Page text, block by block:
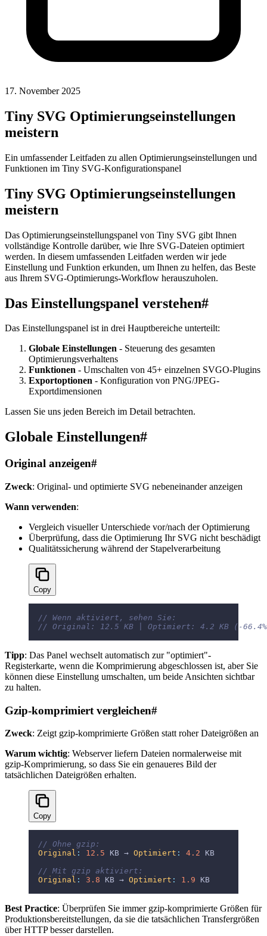
17. November 2025
Tiny SVG Optimierungseinstellungen
meistern
Ein umfassender Leitfaden zu allen Optimierungseinstellungen und
Funktionen im Tiny SVG-Konfigurationspanel
Tiny SVG Optimierungseinstellungen
meistern
Das Optimierungseinstellungspanel von Tiny SVG gibt Ihnen
vollständige Kontrolle darüber, wie Ihre SVG-Dateien optimiert
werden. In diesem umfassenden Leitfaden werden wir jede
Einstellung und Funktion erkunden, um Ihnen zu helfen, das Beste
aus Ihrem SVG-Optimierungs-Workflow herauszuholen.
Das Einstellungspanel verstehen#
Das Einstellungspanel ist in drei Hauptbereiche unterteilt:
Globale Einstellungen - Steuerung des gesamten
Optimierungsverhaltens
Funktionen - Umschalten von 45+ einzelnen SVGO-Plugins
Exportoptionen - Konfiguration von PNG/JPEG-
Exportdimensionen
Lassen Sie uns jeden Bereich im Detail betrachten.
Globale Einstellungen#
Original anzeigen#
Zweck: Original- und optimierte SVG nebeneinander anzeigen
Wann verwenden:
Vergleich visueller Unterschiede vor/nach der Optimierung
Überprüfung, dass die Optimierung Ihr SVG nicht beschädigt
Qualitätssicherung während der Stapelverarbeitung
Copy
// Wenn aktiviert, sehen Sie:
// Original: 12.5 KB | Optimiert: 4.2 KB (-
Tipp: Das Panel wechselt automatisch zur "optimiert"-
Registerkarte, wenn die Komprimierung abgeschlossen ist, aber Sie
können diese Einstellung umschalten, um beide Ansichten sichtbar
zu halten.
Gzip-komprimiert vergleichen#
Zweck: Zeigt gzip-komprimierte Größen statt roher Dateigrößen an
Warum wichtig: Webserver liefern Dateien normalerweise mit
gzip-Komprimierung, so dass Sie ein genaueres Bild der
tatsächlichen Dateigrößen erhalten.
Copy
// Ohne gzip:
Original : 12.5 KB → Optimiert : 4.2 KB
// Mit gzip aktiviert:
Original : 3.8 KB → Optimiert : 1.9 KB
Best Practice: Überprüfen Sie immer gzip-komprimierte Größen für
Produktionsbereitstellungen, da sie die tatsächlichen Transfergrößen
über HTTP besser darstellen.